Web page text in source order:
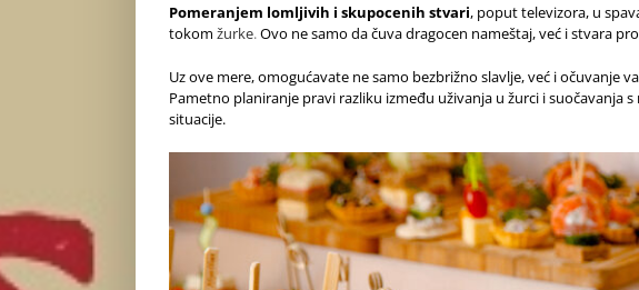
Pomeranjem lomljivih i skupocenih stvari, poput televizora, u
tokom žurke.Ovo ne samo da čuva dragocen nameštaj, već i stvara
Uz ove mere, omogućavate ne samo bezbrižno slavlje, već i očuvanje
Pametno planiranje pravi razliku između uživanja u žurci i suočavanja
situacije.